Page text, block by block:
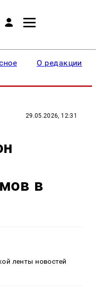
О редакции
29.05.2026, 12:31
в
ленты новостей